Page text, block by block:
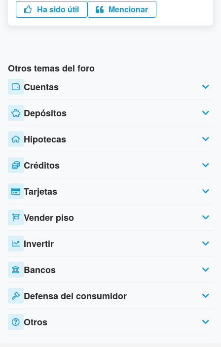
Ha sido útil Mencionar
Otros temas del foro
Cuentas
Depósitos
Hipotecas
Créditos
Tarjetas
Vender piso
Invertir
Bancos
Defensa del consumidor
Otros